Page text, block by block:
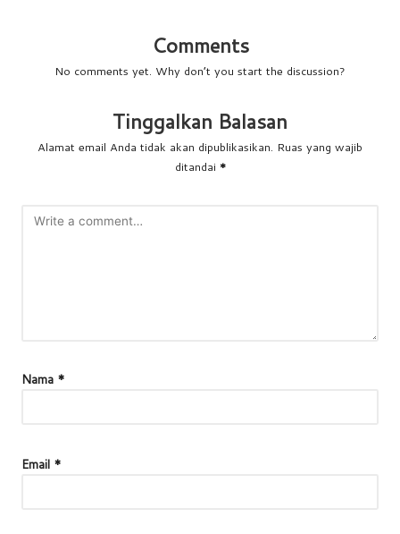
Comments
No comments yet. Why don’t you start the discussion?
Tinggalkan Balasan
Alamat email Anda tidak akan dipublikasikan. Ruas yang wajib
ditandai *
Nama *
Email *